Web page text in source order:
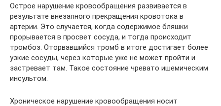
Острое нарушение кровообращения развивается в
результате внезапного прекращения кровотока в
артерии. Это случается, когда содержимое бляшки
прорывается в просвет сосуда, и тогда происходит
тромбоз. Оторвавшийся тромб в итоге достигает более
узкие сосуды, через которые уже не может пройти и
застревает там. Такое состояние чревато ишемическим
инсультом.
Хроническое нарушение кровообращения носит